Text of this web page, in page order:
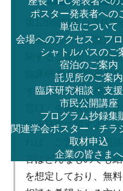
ポスター発表者への
単位について
会場へのアクセス・フ
シャトルバスのご
宿泊のご案内
託児所のご案内
臨床研究相談・支
市民公開講座
プログラム抄録集
関連学会ポスター・チラ
取材申込
企業の皆さまへ
第129回日本小児科学
集会において、臨床
関するご質問・ご相談
臨床研究の専門家がお
する「臨床研究相談
窓口」を開設いたしま
臨床研究に関するこ
れば、ご質問・ご相談
容はどんなものでも
を想定しており、無料